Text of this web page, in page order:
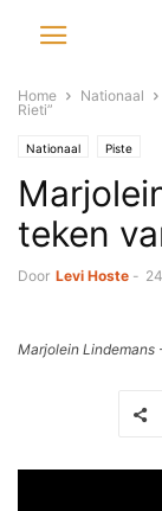
Home Nationaal
Rieti”
Nationaal Piste
teken
Door Levi Hoste -
Marjolein Lindemans